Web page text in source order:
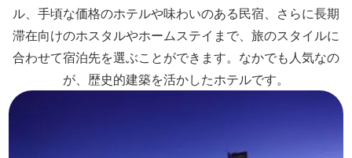
ル、手頃な価格のホテルや味わいのある民宿、さらに長期
滞在向けのホスタルやホームステイまで、旅のスタイルに
合わせて宿泊先を選ぶことができます。なかでも人気なの
が、歴史的建築を活かしたホテルです。